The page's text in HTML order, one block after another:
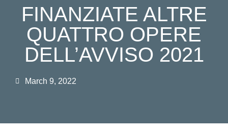
FINANZIATE ALTRE
QUATTRO OPERE
DELL’AVVISO 2021
March 9, 2022